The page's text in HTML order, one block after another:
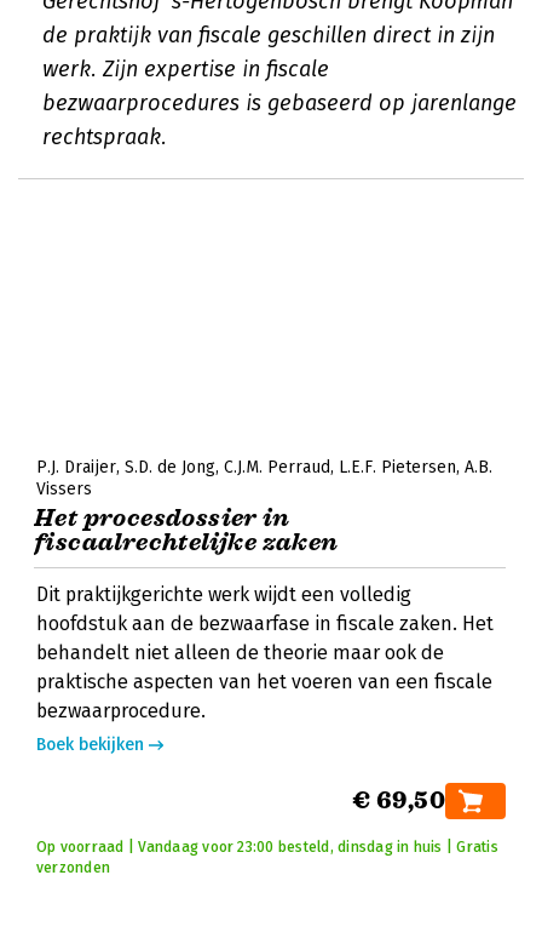
de praktijk van fiscale geschillen direct in zijn
werk. Zijn expertise in fiscale
bezwaarprocedures is gebaseerd op jarenlange
rechtspraak.
P.J. Draijer S.D. de Jong C.J.M. Perraud L.E.F. Pietersen A.B.
Vissers
Het procesdossier in
fiscaalrechtelijke zaken
Dit praktijkgerichte werk wijdt een volledig
hoofdstuk aan de bezwaarfase in fiscale zaken. Het
behandelt niet alleen de theorie maar ook de
praktische aspecten van het voeren van een fiscale
bezwaarprocedure.
Boek bekijken
€ 69,50
Op voorraad | Vandaag voor 23:00 besteld, dinsdag in huis | Gratis
verzonden